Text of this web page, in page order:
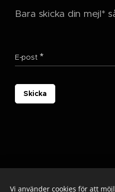
Bara skicka din mejl*
E-post
Skicka
Vi använder cookies för att